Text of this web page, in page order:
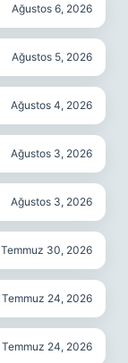
Ağustos 6, 2026
Ağustos 5, 2026
Ağustos 4, 2026
Ağustos 3, 2026
Ağustos 3, 2026
Temmuz 30, 2026
Temmuz 24, 2026
Temmuz 24, 2026